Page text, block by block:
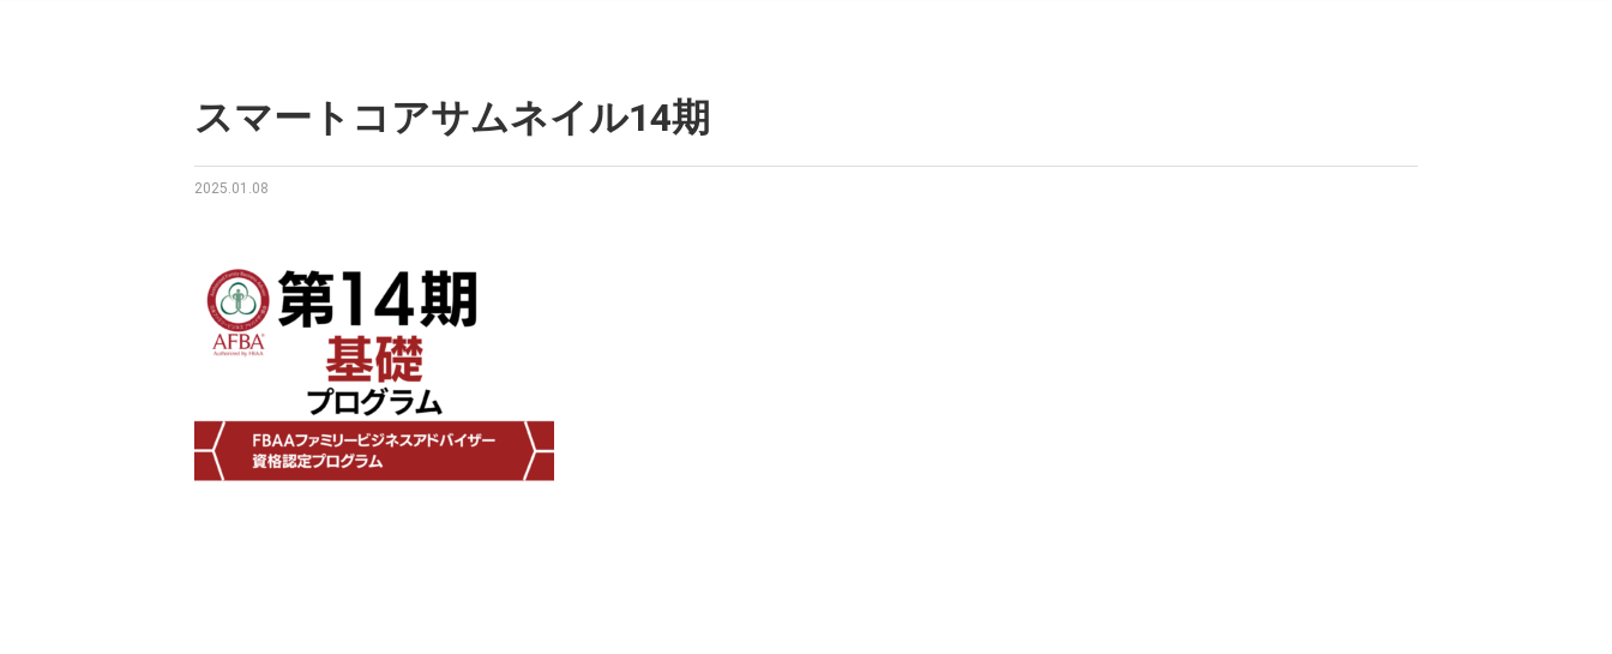
スマートコアサムネイル14期
2025.01.08